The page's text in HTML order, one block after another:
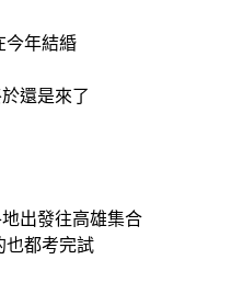
今年結緍
還是來了
出發往高雄集合
也都考完試